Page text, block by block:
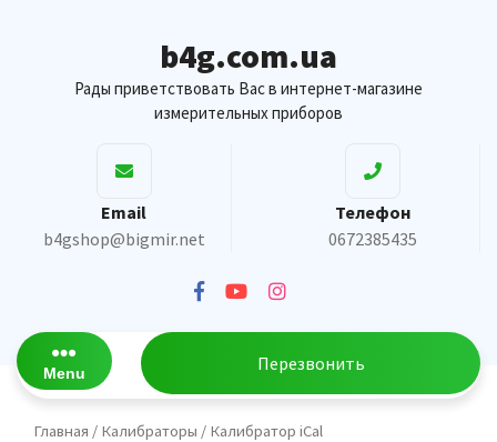
b4g.com.ua
Рады приветствовать Вас в интернет-магазине
измерительных приборов
Email
b4gshop@bigmir.net
Телефон
0672385435
Menu Перезвонить
Главная / Калибраторы / Калибратор iCal